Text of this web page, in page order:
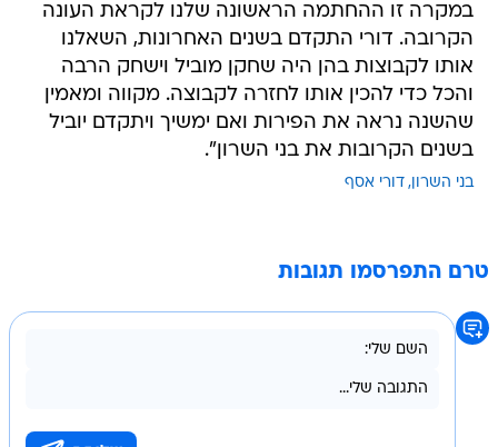
במקרה זו ההחתמה הראשונה שלנו לקראת העונה
הקרובה. דורי התקדם בשנים האחרונות, השאלנו
אותו לקבוצות בהן היה שחקן מוביל וישחק הרבה
והכל כדי להכין אותו לחזרה לקבוצה. מקווה ומאמין
שהשנה נראה את הפירות ואם ימשיך ויתקדם יוביל
בשנים הקרובות את בני השרון".
בני השרון דורי אסף
טרם התפרסמו תגובות